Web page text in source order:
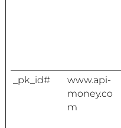
_pk_id#
www.api-
money.co
m